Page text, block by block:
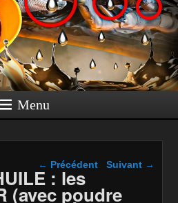
Menu
Navigation dans les
← Précédent Suivant →
: les
(avec poudre